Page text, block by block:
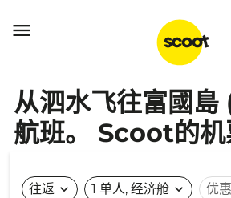

从泗水飞往富國島
航班。 Scoot的机
往返 expand_more 1 单人, 经济舱 expand_more 优